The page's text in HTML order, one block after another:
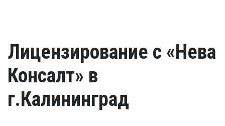
Лицензирование с «Нева
Консалт» в
г.Калининград